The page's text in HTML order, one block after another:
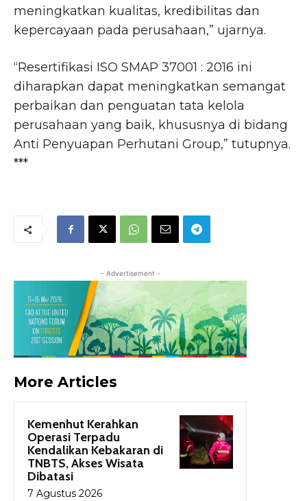
meningkatkan kualitas, kredibilitas dan
kepercayaan pada perusahaan,” ujarnya.
“Resertifikasi ISO SMAP 37001 : 2016 ini
diharapkan dapat meningkatkan semangat
perbaikan dan penguatan tata kelola
perusahaan yang baik, khususnya di bidang
Anti Penyuapan Perhutani Group,” tutupnya.
***
- Advertisement -
More Articles
Kemenhut Kerahkan
Operasi Terpadu
Kendalikan Kebakaran di
TNBTS, Akses Wisata
Dibatasi
7 Agustus 2026